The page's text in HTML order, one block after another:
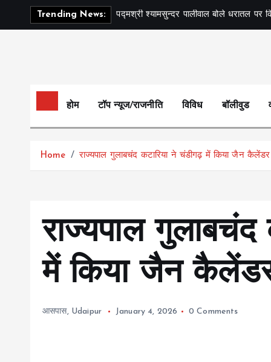
Trending News: पद्मश्री श्यामसुन्दर पालीवाल बोले धरातल पर
होम टॉप न्यूज/राजनीति विविध बॉलीवुड
Home राज्यपाल गुलाबचंद कटारिया ने चंडीगढ़ में किया जैन कैलेंडर
राज्यपाल गुलाबचंद
में किया जैन कैलेंडर
आसपास, Udaipur January 4, 2026 0 Comments